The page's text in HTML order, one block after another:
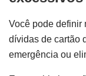
Você pode definir
dívidas de cartão
emergência ou